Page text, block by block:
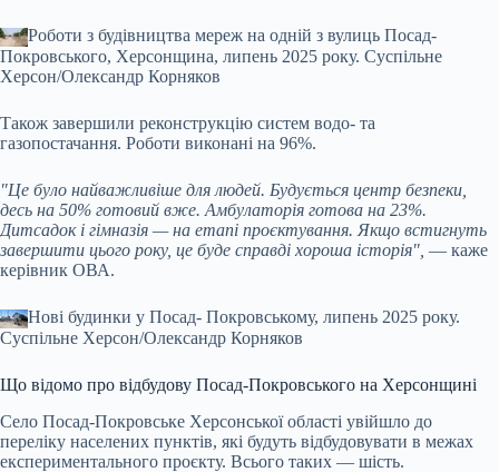
Роботи з будівництва мереж на одній з вулиць Посад-
Покровського, Херсонщина, липень 2025 року. Суспільне
Херсон/Олександр Корняков
Також завершили реконструкцію систем водо- та
газопостачання. Роботи виконані на 96%.
"Це було найважливіше для людей. Будується центр безпеки,
десь на 50% готовий вже. Амбулаторія готова на 23%.
Дитсадок і гімназія — на етапі проєктування. Якщо встигнуть
завершити цього року, це буде справді хороша історія", — каже
керівник ОВА.
Нові будинки у Посад- Покровському, липень 2025 року.
Суспільне Херсон/Олександр Корняков
Що відомо про відбудову Посад-Покровського на Херсонщині
Село Посад-Покровське Херсонської області увійшло до
переліку населених пунктів, які будуть відбудовувати в межах
експериментального проєкту. Всього таких — шість.